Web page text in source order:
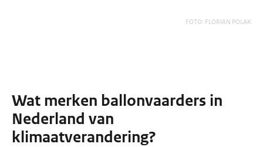
FOTO: FLORIAN POLAK
Wat merken ballonvaarders in
Nederland van
klimaatverandering?